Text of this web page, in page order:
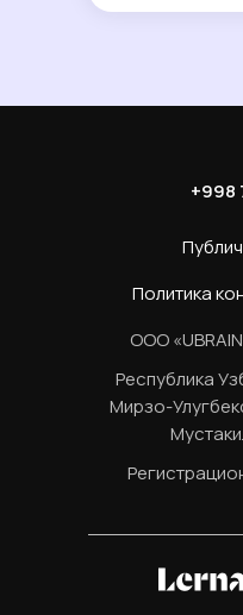
+998
Политика
ООО
Республика
Мирзо-